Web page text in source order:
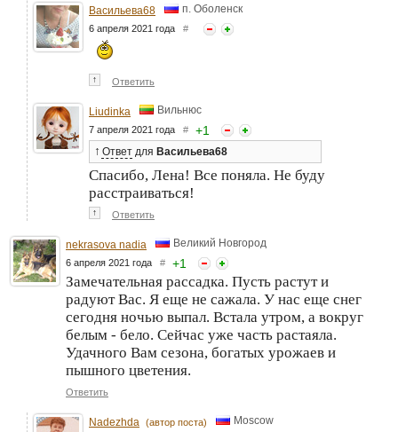
Васильева68 п. Оболенск
6 апреля 2021 года #
↑ Ответить
Liudinka Вильнюс
7 апреля 2021 года # +1
↑ Ответ для Васильева68
Спасибо, Лена! Все поняла. Не буду
расстраиваться!
↑ Ответить
nekrasova nadia Великий Новгород
6 апреля 2021 года # +1
Замечательная рассадка. Пусть растут и
радуют Вас. Я еще не сажала. У нас еще снег
сегодня ночью выпал. Встала утром, а вокруг
белым - бело. Сейчас уже часть растаяла.
Удачного Вам сезона, богатых урожаев и
пышного цветения.
Ответить
Nadezhda (автор поста) Moscow